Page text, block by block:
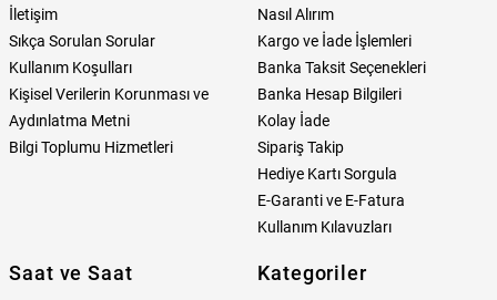
İletişim
Sıkça Sorulan Sorular
Kullanım Koşulları
Kişisel Verilerin Korunması ve
Aydınlatma Metni
Bilgi Toplumu Hizmetleri
Nasıl Alırım
Kargo ve İade İşlemleri
Banka Taksit Seçenekleri
Banka Hesap Bilgileri
Kolay İade
Sipariş Takip
Hediye Kartı Sorgula
E-Garanti ve E-Fatura
Kullanım Kılavuzları
Saat ve Saat Kategoriler